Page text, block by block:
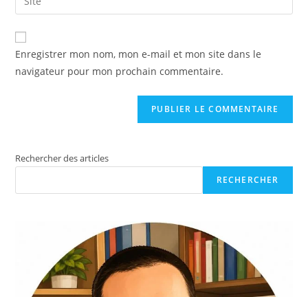
Enregistrer mon nom, mon e-mail et mon site dans le
navigateur pour mon prochain commentaire.
Rechercher des articles
RECHERCHER